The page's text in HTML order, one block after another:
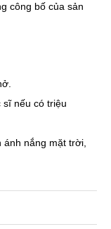
công bố của sản
sĩ nếu có triệu
ánh nắng mặt trời,